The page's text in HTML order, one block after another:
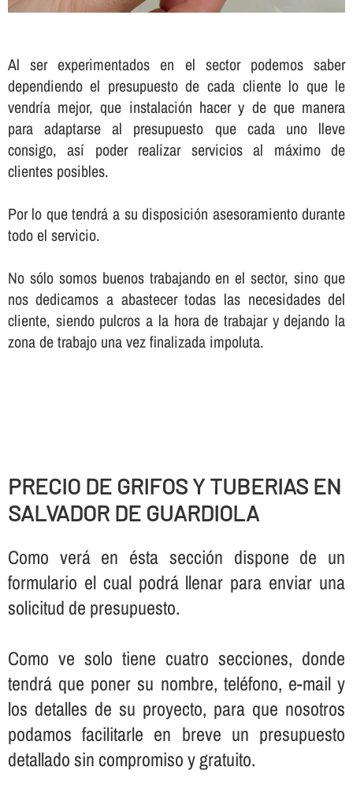
Al ser experimentados en el sector podemos saber
dependiendo el presupuesto de cada cliente lo que le
vendrí­a mejor, que instalación hacer y de que manera
para adaptarse al presupuesto que cada uno lleve
consigo, así­ poder realizar servicios al máximo de
clientes posibles.
Por lo que tendrá a su disposición asesoramiento durante
todo el servicio.
No sólo somos buenos trabajando en el sector, sino que
nos dedicamos a abastecer todas las necesidades del
cliente, siendo pulcros a la hora de trabajar y dejando la
zona de trabajo una vez finalizada impoluta.
PRECIO DE GRIFOS Y TUBERIAS EN
SALVADOR DE GUARDIOLA
Como verá en ésta sección dispone de un
formulario el cual podrá llenar para enviar una
solicitud de presupuesto.
Como ve solo tiene cuatro secciones, donde
tendrá que poner su nombre, teléfono, e-mail y
los detalles de su proyecto, para que nosotros
podamos facilitarle en breve un presupuesto
detallado sin compromiso y gratuito.